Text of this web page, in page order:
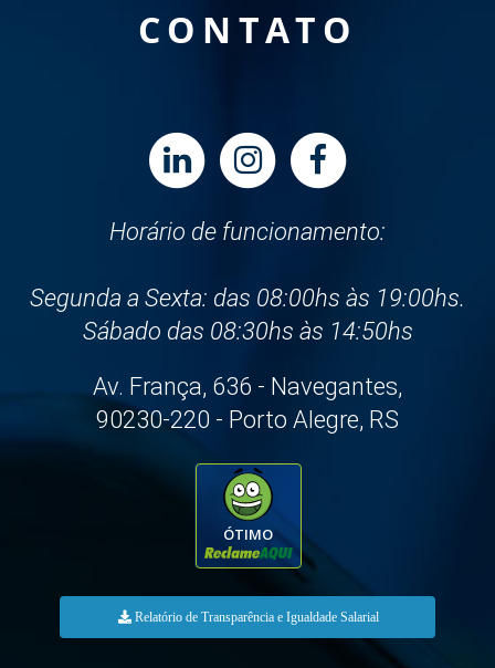
CONTATO
Horário de funcionamento:
Segunda a Sexta: das 08:00hs às 19:00hs.
Sábado das 08:30hs às 14:50hs
Av. França, 636 - Navegantes,
90230-220 - Porto Alegre, RS
ÓTIMO
Relatório de Transparência e Igualdade Salarial